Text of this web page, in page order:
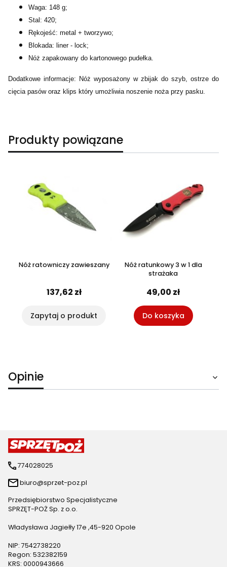
Waga: 148 g;
Stal: 420;
Rękojeść: metal + tworzywo;
Blokada: liner - lock;
Nóż zapakowany do kartonowego pudełka.
Dodatkowe informacje: Nóż wyposażony w zbijak do szyb, ostrze do
cięcia pasów oraz klips który umożliwia noszenie noża przy pasku.
Produkty powiązane
Nóż ratowniczy zawieszany
137,62 zł
Zapytaj o produkt
Nóż ratunkowy 3 w 1 dla
strażaka
49,00 zł
Do koszyka
Opinie
774028025
biuro@sprzet-poz.pl
Przedsiębiorstwo Specjalistyczne
SPRZĘT-POŻ Sp. z o.o.
Władysława Jagiełły 17e ,45-920 Opole
NIP: 7542738220
Regon: 532382159
KRS: 0000943666